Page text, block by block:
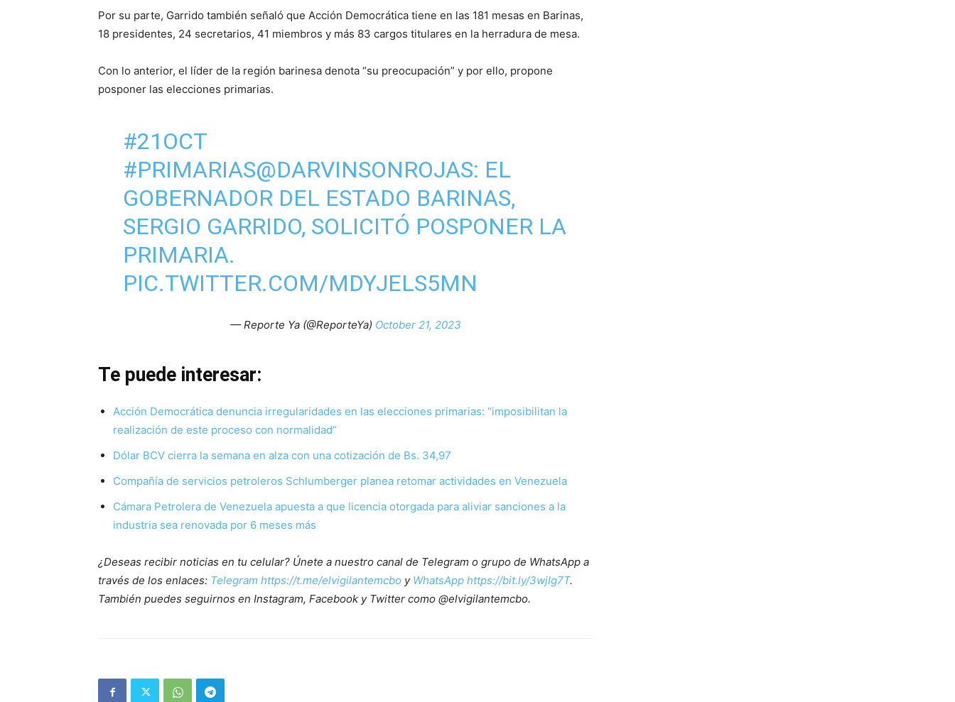
Por su parte, Garrido también señaló que Acción Democrática tiene en las 181 mesas en Barinas,
18 presidentes, 24 secretarios, 41 miembros y más 83 cargos titulares en la herradura de mesa.
Con lo anterior, el líder de la región barinesa denota “su preocupación” y por ello, propone
posponer las elecciones primarias.
#21OCT
#PRIMARIAS@DARVINSONROJAS: EL
GOBERNADOR DEL ESTADO BARINAS,
SERGIO GARRIDO, SOLICITÓ POSPONER LA
PRIMARIA.
PIC.TWITTER.COM/MDYJELS5MN
— Reporte Ya (@ReporteYa) October 21, 2023
Te puede interesar:
Acción Democrática denuncia irregularidades en las elecciones primarias: “imposibilitan la
realización de este proceso con normalidad”
Dólar BCV cierra la semana en alza con una cotización de Bs. 34,97
Compañía de servicios petroleros Schlumberger planea retomar actividades en Venezuela
Cámara Petrolera de Venezuela apuesta a que licencia otorgada para aliviar sanciones a la
industria sea renovada por 6 meses más
¿Deseas recibir noticias en tu celular? Únete a nuestro canal de Telegram o grupo de WhatsApp a
través de los enlaces: Telegram https://t.me/elvigilantemcbo y WhatsApp https://bit.ly/3wjIg7T.
También puedes seguirnos en Instagram, Facebook y Twitter como @elvigilantemcbo.